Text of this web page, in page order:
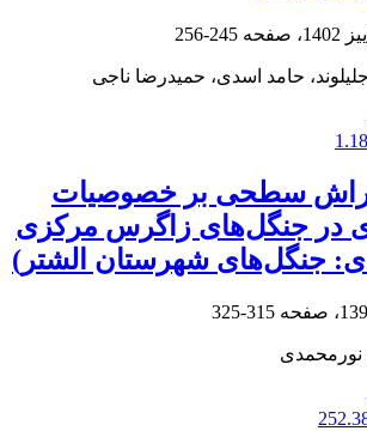
245-256
حامد اسدی، حمیدرضا ناجی
خراش سطحی بر خصوصیات
در جنگل‌های زاگرس مرکزی
جنگل‌های شهرستان الشتر)
315-325